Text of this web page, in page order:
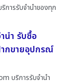
การรับจำนำของทุก
นำ รับซื้อ
กขายอุปกรณ์
บริการรับจำนำ